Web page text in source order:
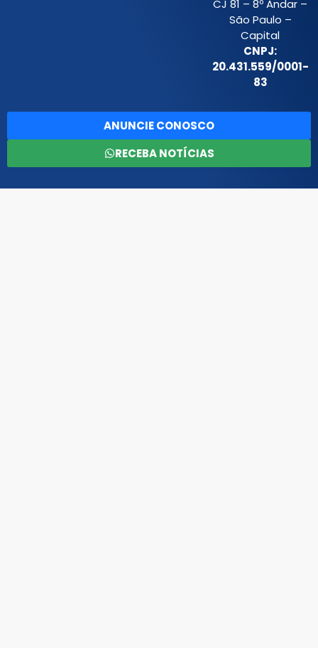
CJ 81 – 8º Andar –
São Paulo –
Capital
CNPJ:
20.431.559/0001-
83
ANUNCIE CONOSCO
RECEBA NOTÍCIAS